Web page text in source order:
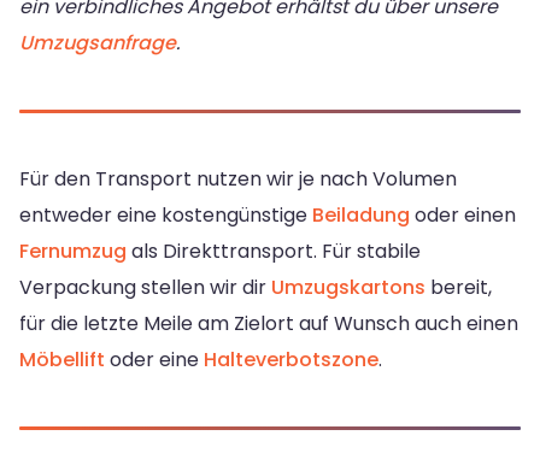
ein verbindliches Angebot erhältst du über unsere
Umzugsanfrage.
Für den Transport nutzen wir je nach Volumen
entweder eine kostengünstige Beiladung oder einen
Fernumzug als Direkttransport. Für stabile
Verpackung stellen wir dir Umzugskartons bereit,
für die letzte Meile am Zielort auf Wunsch auch einen
Möbellift oder eine Halteverbotszone.